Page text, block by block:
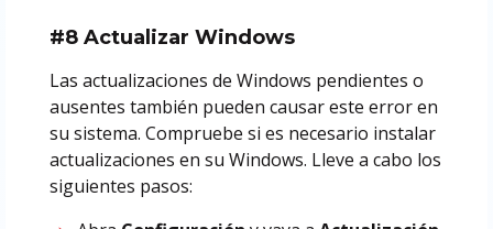
#8 Actualizar Windows
Las actualizaciones de Windows pendientes o
ausentes también pueden causar este error en
su sistema. Compruebe si es necesario instalar
actualizaciones en su Windows. Lleve a cabo los
siguientes pasos: